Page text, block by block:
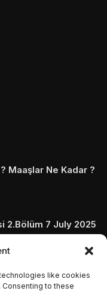
like cookies
to these
Maaşlar Ne Kadar ?
2.Bölüm 7 July 2025